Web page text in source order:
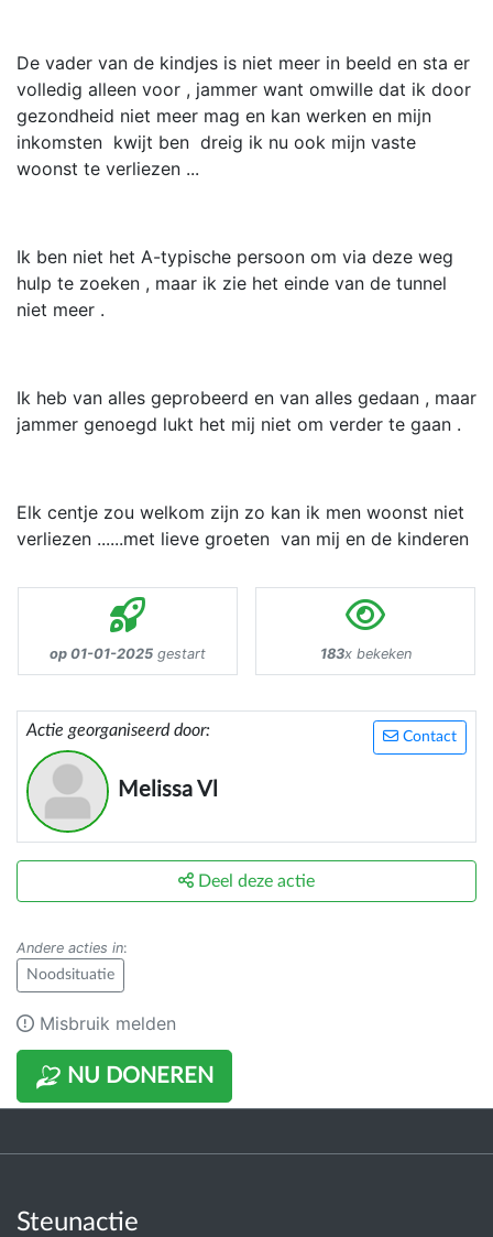
De vader van de kindjes is niet meer in beeld en sta er
volledig alleen voor , jammer want omwille dat ik door
gezondheid niet meer mag en kan werken en mijn
inkomsten kwijt ben dreig ik nu ook mijn vaste
woonst te verliezen ...
Ik ben niet het A-typische persoon om via deze weg
hulp te zoeken , maar ik zie het einde van de tunnel
niet meer .
Ik heb van alles geprobeerd en van alles gedaan , maar
jammer genoegd lukt het mij niet om verder te gaan .
Elk centje zou welkom zijn zo kan ik men woonst niet
verliezen ......met lieve groeten van mij en de kinderen
op 01-01-2025 gestart 183x bekeken
Contact
Actie georganiseerd door:
Melissa Vl
NU DONEREN
Deel deze actie
Andere acties in:
Noodsituatie
Misbruik melden
Steunactie